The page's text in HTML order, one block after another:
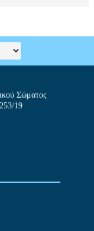
Σώματος
19